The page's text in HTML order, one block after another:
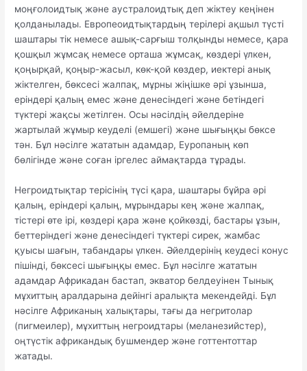
моңғолоидтық және аустралоидтық деп жіктеу кеңінен
қолданылады. Европеоидтықтардың терілері ақшыл түсті
шаштары тік немесе ашық-сарғыш толқынды немесе, қара
қошқыл жұмсақ немесе орташа жұмсақ, көздері үлкен,
қоңырқай, қоңыр-жасыл, көк-қой көздер, иектері анық
жіктелген, бөксесі жалпақ, мұрны жіңішке әрі ұзынша,
еріндері қалың емес және денесіндегі және бетіндегі
түктері жақсы жетілген. Осы нәсілдің әйелдеріне
жартылай жұмыр кеуделі (емшегі) және шығыңқы бөксе
тән. Бұл нәсілге жататын адамдар, Еуропаның көп
бөлігінде және соған іргелес аймақтарда тұрады.
Негроидтықтар терісінің түсі қара, шаштары бұйра әрі
қалың, еріндері қалың, мұрындары кең және жалпақ,
тістері өте ірі, көздері қара және қойкөзді, бастары ұзын,
беттеріндегі және денесіндегі түктері сирек, жамбас
қуысы шағын, табандары үлкен. Әйелдерінің кеудесі конус
пішінді, бөксесі шығыңқы емес. Бұл нәсілге жататын
адамдар Африкадан бастап, экватор белдеуінен Тынық
мұхиттың аралдарына дейінгі аралықта мекендейді. Бұл
нәсілге Африканың халықтары, тағы да негритолар
(пигмеилер), мұхиттың негроидтары (меланезийстер),
оңтүстік африкандық бушмендер және готтентоттар
жатады.